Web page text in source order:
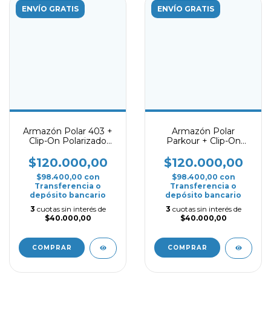
ENVÍO GRATIS
Armazón Polar 403 +
Clip-On Polarizado
$120.000,00
$98.400,00 con
Transferencia o
depósito bancario
3 cuotas sin interés de
$40.000,00
COMPRAR
ENVÍO GRATIS
Armazón Polar
Parkour + Clip-On
Rojo
$120.000,00
$98.400,00 con
Transferencia o
depósito bancario
3 cuotas sin interés de
$40.000,00
COMPRAR